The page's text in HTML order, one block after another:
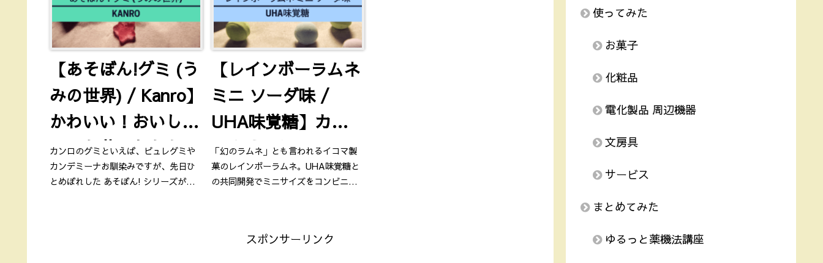
【あそぼん!グミ (う
みの世界) / Kanro】
かわいい！おいし
い！お菓子なおもち
ゃ！
カンロのグミといえば、ピュレグミや
カンデミーナお馴染みですが、先日ひ
とめぼれした あそぼん! シリーズが究
【レインボーラムネ
ミニ ソーダ味 /
UHA味覚糖】カリほ
ろ食感！幻のラムネ
がコンビニに！？
「幻のラムネ」とも言われるイコマ製
菓のレインボーラムネ。UHA味覚糖と
の共同開発でミニサイズをコンビニで
スポンサーリンク
使ってみた
お菓子
化粧品
電化製品 周辺機器
文房具
サービス
まとめてみた
ゆるっと薬機法講座